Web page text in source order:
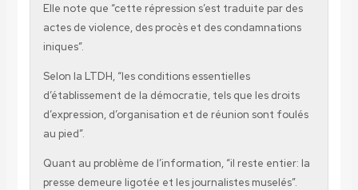
Elle note que “cette répression s’est traduite par des
actes de violence, des procès et des condamnations
iniques”.
Selon la LTDH, “les conditions essentielles
d’établissement de la démocratie, tels que les droits
d’expression, d’organisation et de réunion sont foulés
au pied”.
Quant au problème de l’information, “il reste entier: la
presse demeure ligotée et les journalistes muselés”.